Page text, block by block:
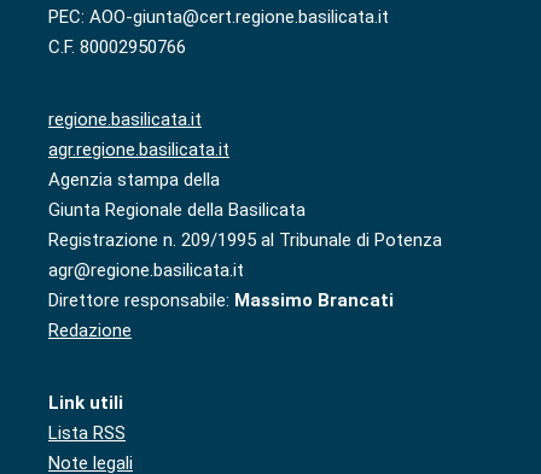
PEC: AOO-giunta@cert.regione.basilicata.it
C.F. 80002950766
regione.basilicata.it
agr.regione.basilicata.it
Agenzia stampa della
Giunta Regionale della Basilicata
Registrazione n. 209/1995 al Tribunale di Potenza
agr@regione.basilicata.it
Direttore responsabile: Massimo Brancati
Redazione
Link utili
Lista RSS
Note legali